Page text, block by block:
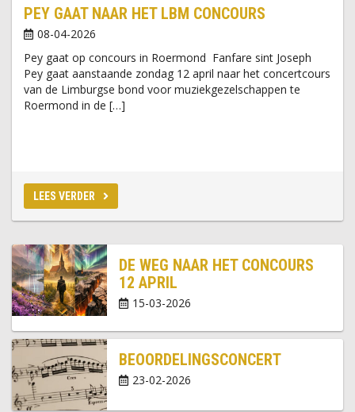
PEY GAAT NAAR HET LBM CONCOURS
08-04-2026
Pey gaat op concours in Roermond Fanfare sint Joseph
Pey gaat aanstaande zondag 12 april naar het concertcours
van de Limburgse bond voor muziekgezelschappen te
Roermond in de […]
LEES VERDER
DE WEG NAAR HET CONCOURS
12 APRIL
15-03-2026
BEOORDELINGSCONCERT
23-02-2026